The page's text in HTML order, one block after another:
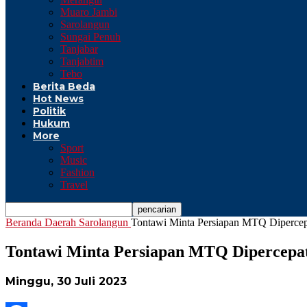
Muaro Jambi
Sarolangun
Sungai Penuh
Tanjabar
Tanjabtim
Tebo
Berita Beda
Hot News
Politik
Hukum
More
Sport
Music
Fashion
Travel
Beranda Daerah Sarolangun Tontawi Minta Persiapan MTQ
Tontawi Minta Persiapan MTQ
Minggu, 30 Juli 2023